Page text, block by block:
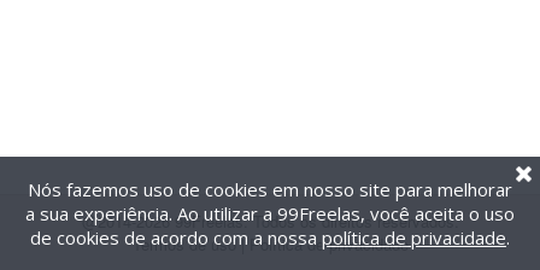
@2014-2026 99Freelas. Todos os direitos reservados.
Termos de uso| Política de privacidade
Nós fazemos uso de cookies em nosso site para melhorar
a sua experiência. Ao utilizar a 99Freelas, você aceita o uso
de cookies de acordo com a nossa política de privacidade.